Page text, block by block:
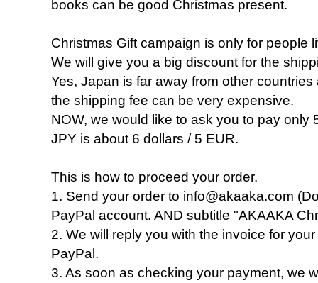
books can be good Christmas present.
Christmas Gift campaign is only for people
We will give you a big discount for the
Yes, Japan is far away from other
the shipping fee can be very expensive.
NOW, we would like to ask you to pay only
JPY is about 6 dollars / 5 EUR.
This is how to proceed your order.
1. Send your order to info@akaaka.com
PayPal account. AND subtitle "AKAAKA
2. We will reply you with the invoice for
PayPal.
3. As soon as checking your payment, we